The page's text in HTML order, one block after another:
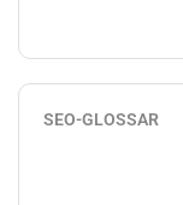
SEO-GLOSSAR